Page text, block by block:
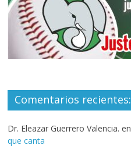
Comentarios recientes:
Dr. Eleazar Guerrero Valencia. en
que canta